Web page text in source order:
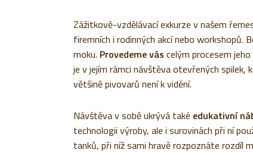
Zážitkově-vzdělávací exkurze v našem
firemních i rodinných akcí nebo workshopů.
moku. Provedeme vás celým procesem
je v jejím rámci návštěva otevřených
většině pivovarů není k vidění.
Návštěva v sobě ukrývá také edukativní
technologii výroby, ale i surovinách při ní
tanků, při níž sami hravě rozpoznáte rozdíl